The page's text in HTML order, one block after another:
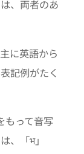
、両者のあ
に英語から
記例がたく
もって音写
、「भ」